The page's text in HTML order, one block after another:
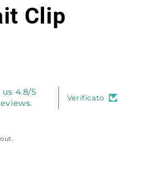
Clip
4.8/5
Verificato